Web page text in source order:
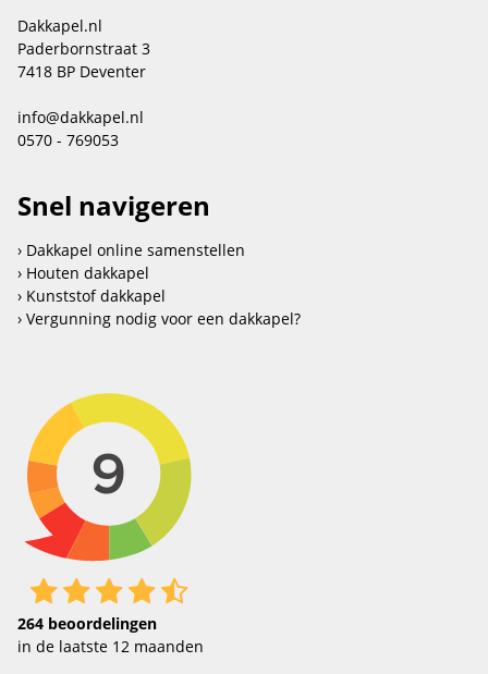
Dakkapel.nl
Paderbornstraat 3
7418 BP Deventer
info@dakkapel.nl
0570 - 769053
Snel navigeren
Dakkapel online samenstellen
Houten dakkapel
Kunststof dakkapel
Vergunning nodig voor een dakkapel?
264 beoordelingen
in de laatste 12 maanden